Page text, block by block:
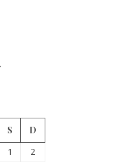
S
D
1
2